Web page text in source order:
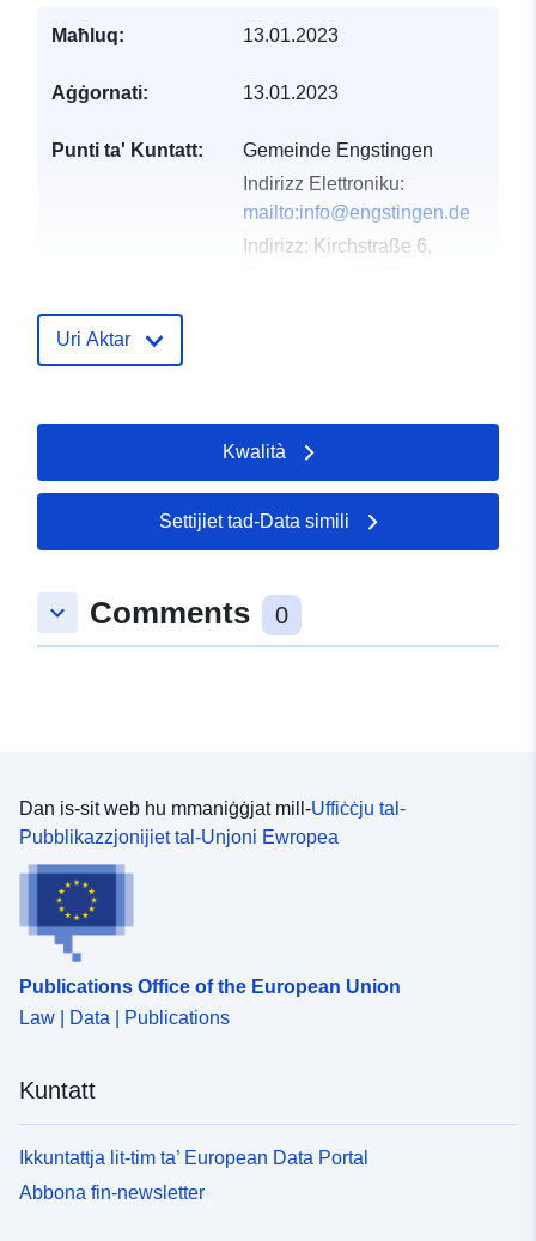
Maħluq: 13.01.2023
Aġġornati: 13.01.2023
Punti ta' Kuntatt:
Gemeinde Engstingen
Indirizz Elettroniku:
mailto:info@engstingen.de
Indirizz: Kirchstraße 6,
Reġistru tal-
Miżjud ma’ data.europa.eu:
21 February 2026
Aġġornat fuq data.europa.eu:
02 August 2026
48.3895576 ], [ 9.2891283,
48.3895576 ], [ 9.2891283,
uriRef:
http://data.europa.eu/88u/dataset/
e7ff-4094-8348-0103eff490d3
Uri Aktar
Kwalità
Settijiet tad-Data simili
keyboard_arrow_down Comments 0
Dan is-sit web hu mmaniġġjat mill-Uffiċċju tal-
Pubblikazzjonijiet tal-Unjoni Ewropea
Publications Office of the European Union
Law | Data | Publications
Kuntatt
Ikkuntattja lit-tim ta’ European Data Portal
Abbona fin-newsletter